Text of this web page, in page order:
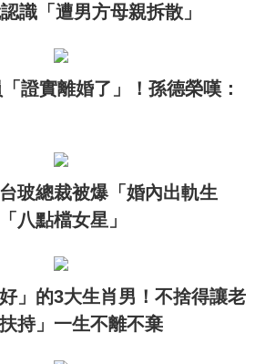
識「遭男方母親拆散」
證實離婚了」！孫德榮嘆：
玻總裁被爆「婚內出軌生
八點檔女星」
」的3大生肖男！不捨得讓老
持」一生不離不棄